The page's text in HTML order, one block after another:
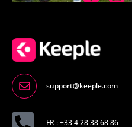
support@keeple.com
FR : +33 4 28 38 68 86